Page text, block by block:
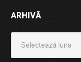
ARHIVĂ